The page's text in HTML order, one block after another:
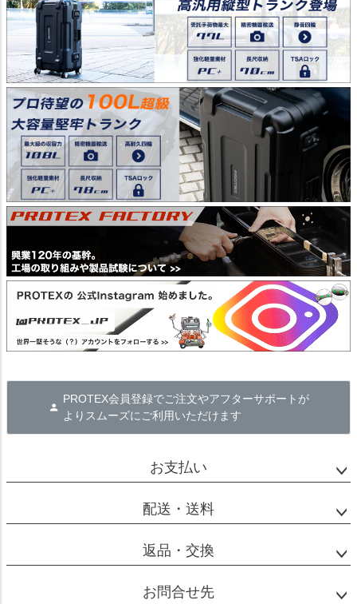
PROTEX会員登録でご注文やアフターサポートが
よりスムーズにご利用いただけます
お支払い
配送・送料
返品・交換
お問合せ先